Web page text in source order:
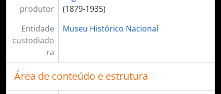
produtor
(1879-1935)
Entidade
custodiado
ra
Museu Histórico Nacional
Área de conteúdo e estrutura